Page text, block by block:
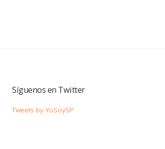
Síguenos en Twitter
Tweets by YoSoySP